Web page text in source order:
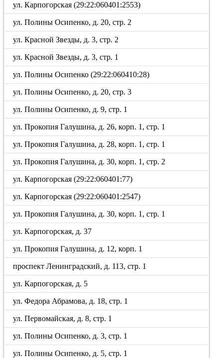
ул. Карпогорская (29:22:060401:2553)
ул. Полины Осипенко, д. 20, стр. 2
ул. Красной Звезды, д. 3, стр. 2
ул. Красной Звезды, д. 3, стр. 1
ул. Полины Осипенко (29:22:060410:28)
ул. Полины Осипенко, д. 20, стр. 3
ул. Полины Осипенко, д. 9, стр. 1
ул. Прокопия Галушина, д. 26, корп. 1, стр. 1
ул. Прокопия Галушина, д. 28, корп. 1, стр. 1
ул. Прокопия Галушина, д. 30, корп. 1, стр. 2
ул. Карпогорская (29:22:060401:77)
ул. Карпогорская (29:22:060401:2547)
ул. Прокопия Галушина, д. 30, корп. 1, стр. 1
ул. Карпогорская, д. 37
ул. Прокопия Галушина, д. 12, корп. 1
проспект Ленинградский, д. 113, стр. 1
ул. Карпогорская, д. 5
ул. Федора Абрамова, д. 18, стр. 1
ул. Первомайская, д. 8, стр. 1
ул. Полины Осипенко, д. 3, стр. 1
ул. Полины Осипенко, д. 5, стр. 1